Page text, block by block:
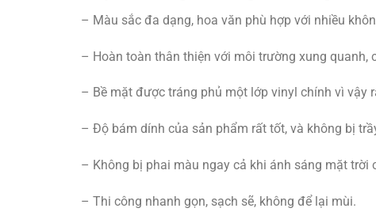
– Màu sắc đa dạng, hoa văn phù hợp với nhiều
– Hoàn toàn thân thiện với môi trường xung
– Bề mặt được tráng phủ một lớp vinyl chính vì vậy
– Độ bám dính của sản phẩm rất tốt, và không bị
– Không bị phai màu ngay cả khi ánh sáng mặt trời
– Thi công nhanh gọn, sạch sẽ, không để lại mùi.